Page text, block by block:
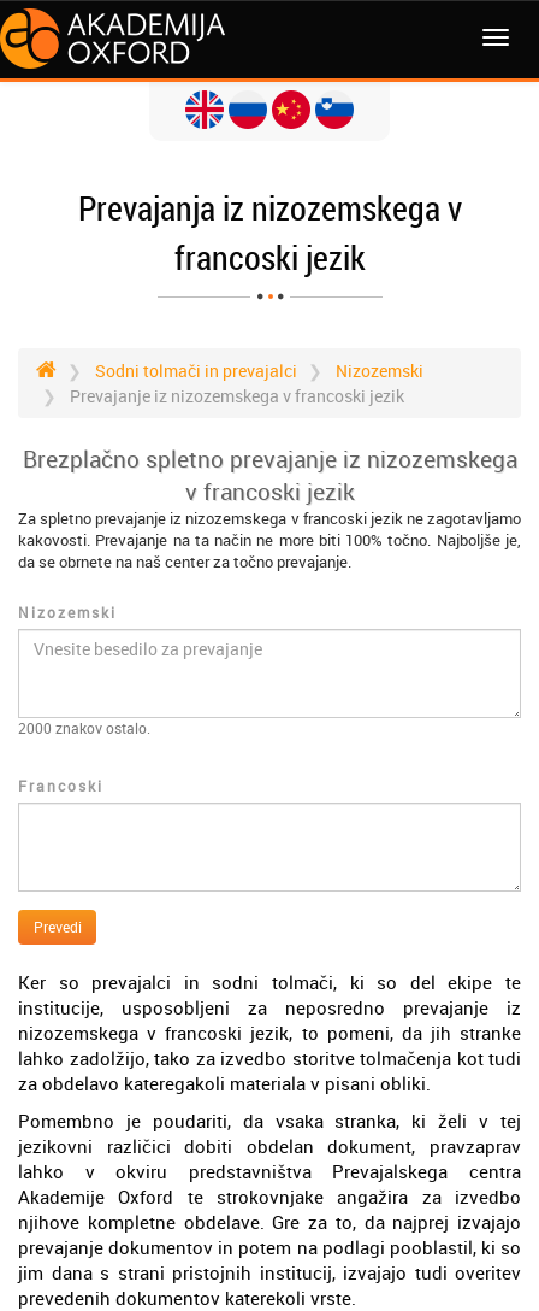
MENI
Prevajanja iz nizozemskega v
francoski jezik
Sodni tolmači in prevajalci
Nizozemski
Prevajanje iz nizozemskega v francoski jezik
Brezplačno spletno prevajanje iz nizozemskega
v francoski jezik
Za spletno prevajanje iz nizozemskega v francoski jezik ne zagotavljamo
kakovosti. Prevajanje na ta način ne more biti 100% točno. Najboljše je,
da se obrnete na naš center za točno prevajanje.
Nizozemski
2000 znakov ostalo.
Francoski
Prevedi
Ker so prevajalci in sodni tolmači, ki so del ekipe te
institucije, usposobljeni za neposredno prevajanje iz
nizozemskega v francoski jezik, to pomeni, da jih stranke
lahko zadolžijo, tako za izvedbo storitve tolmačenja kot tudi
za obdelavo kateregakoli materiala v pisani obliki.
Pomembno je poudariti, da vsaka stranka, ki želi v tej
jezikovni različici dobiti obdelan dokument, pravzaprav
lahko v okviru predstavništva Prevajalskega centra
Akademije Oxford te strokovnjake angažira za izvedbo
njihove kompletne obdelave. Gre za to, da najprej izvajajo
prevajanje dokumentov in potem na podlagi pooblastil, ki so
jim dana s strani pristojnih institucij, izvajajo tudi overitev
prevedenih dokumentov katerekoli vrste.